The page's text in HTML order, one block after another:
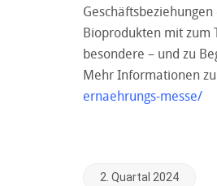
Bioprodukten mit zum
besondere – und zu
Mehr Informationen
ernaehrungs-messe/
2. Quartal 2024